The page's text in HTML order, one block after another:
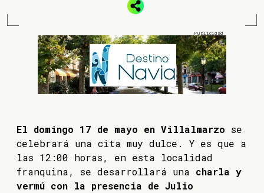
El domingo 17 de mayo en Villalmarzo se
celebrará una cita muy dulce. Y es que a
las 12:00 horas, en esta localidad
franquina, se desarrollará una charla y
vermú con la presencia de Julio